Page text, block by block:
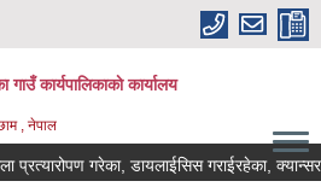
गाउँ कार्यपालिकाकाे कार्यालय
, नेपाल
गरेका, डायलाईसिस गराईरहेका, क्यान्सर